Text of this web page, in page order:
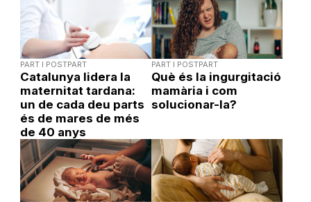
PART I POSTPART
Catalunya lidera la
maternitat tardana:
un de cada deu parts
és de mares de més
de 40 anys
PART I POSTPART
Què és la ingurgitació
mamària i com
solucionar-la?